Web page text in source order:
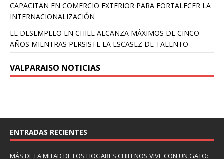
CAPACITAN EN COMERCIO EXTERIOR PARA FORTALECER LA
INTERNACIONALIZACIÓN
EL DESEMPLEO EN CHILE ALCANZA MÁXIMOS DE CINCO
AÑOS MIENTRAS PERSISTE LA ESCASEZ DE TALENTO
VALPARAISO NOTICIAS
ENTRADAS RECIENTES
MÁS DE LA MITAD DE LOS HOGARES CHILENOS VIVE CON UN GATO: